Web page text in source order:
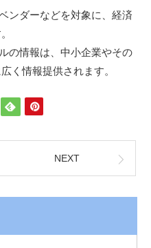
ンダーなどを対象に、経済
の情報は、中小企業やその
く情報提供されます。
NEXT